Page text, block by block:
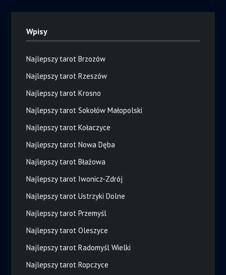
Wpisy
Najlepszy tarot Brzozów
Najlepszy tarot Rzeszów
Najlepszy tarot Krosno
Najlepszy tarot Sokołów Małopolski
Najlepszy tarot Kołaczyce
Najlepszy tarot Nowa Dęba
Najlepszy tarot Błażowa
Najlepszy tarot Iwonicz-Zdrój
Najlepszy tarot Ustrzyki Dolne
Najlepszy tarot Przemyśl
Najlepszy tarot Oleszyce
Najlepszy tarot Radomyśl Wielki
Najlepszy tarot Ropczyce